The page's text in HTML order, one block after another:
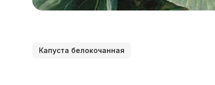
Капуста белокочанная